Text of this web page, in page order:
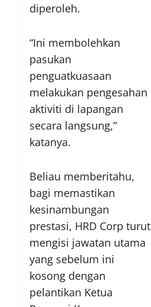
diperoleh.
“Ini membolehkan
pasukan
penguatkuasaan
melakukan pengesahan
aktiviti di lapangan
secara langsung,”
katanya.
Beliau memberitahu,
bagi memastikan
kesinambungan
prestasi, HRD Corp turut
mengisi jawatan utama
yang sebelum ini
kosong dengan
pelantikan Ketua